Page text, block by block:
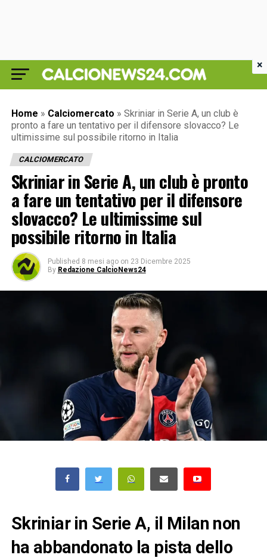
Home » Calciomercato » Skriniar in Serie A, un club è
pronto a fare un tentativo per il difensore slovacco? Le
ultimissime sul possibile ritorno in Italia
CALCIOMERCATO
Skriniar in Serie A, un club è pronto
a fare un tentativo per il difensore
slovacco? Le ultimissime sul
possibile ritorno in Italia
Published 8 mesi ago on 23 Dicembre 2025
By Redazione CalcioNews24
Skriniar in Serie A, il Milan non
ha abbandonato la pista dello
×